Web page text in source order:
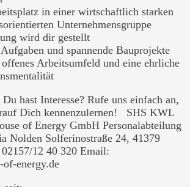
in einer wirtschaftlich starken
Unternehmensgruppe
wird dir gestellt
und spannende Bauprojekte
Arbeitsumfeld und eine ehrliche
hast Interesse? Rufe uns einfach an,
Dich kennenzulernen! SHS KWL
of Energy GmbH Personalabteilung
Nolden Solferinostraße 24, 41379
12 40 320 Email:
of-energy.de